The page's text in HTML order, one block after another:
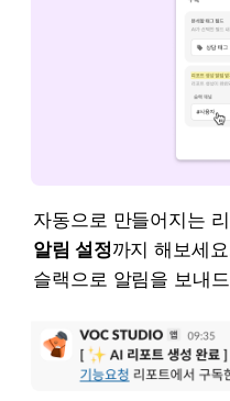
알림 설정까지 해보세
슬랙으로 알림을 보내